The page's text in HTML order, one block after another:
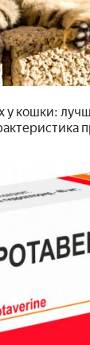
у кошки: